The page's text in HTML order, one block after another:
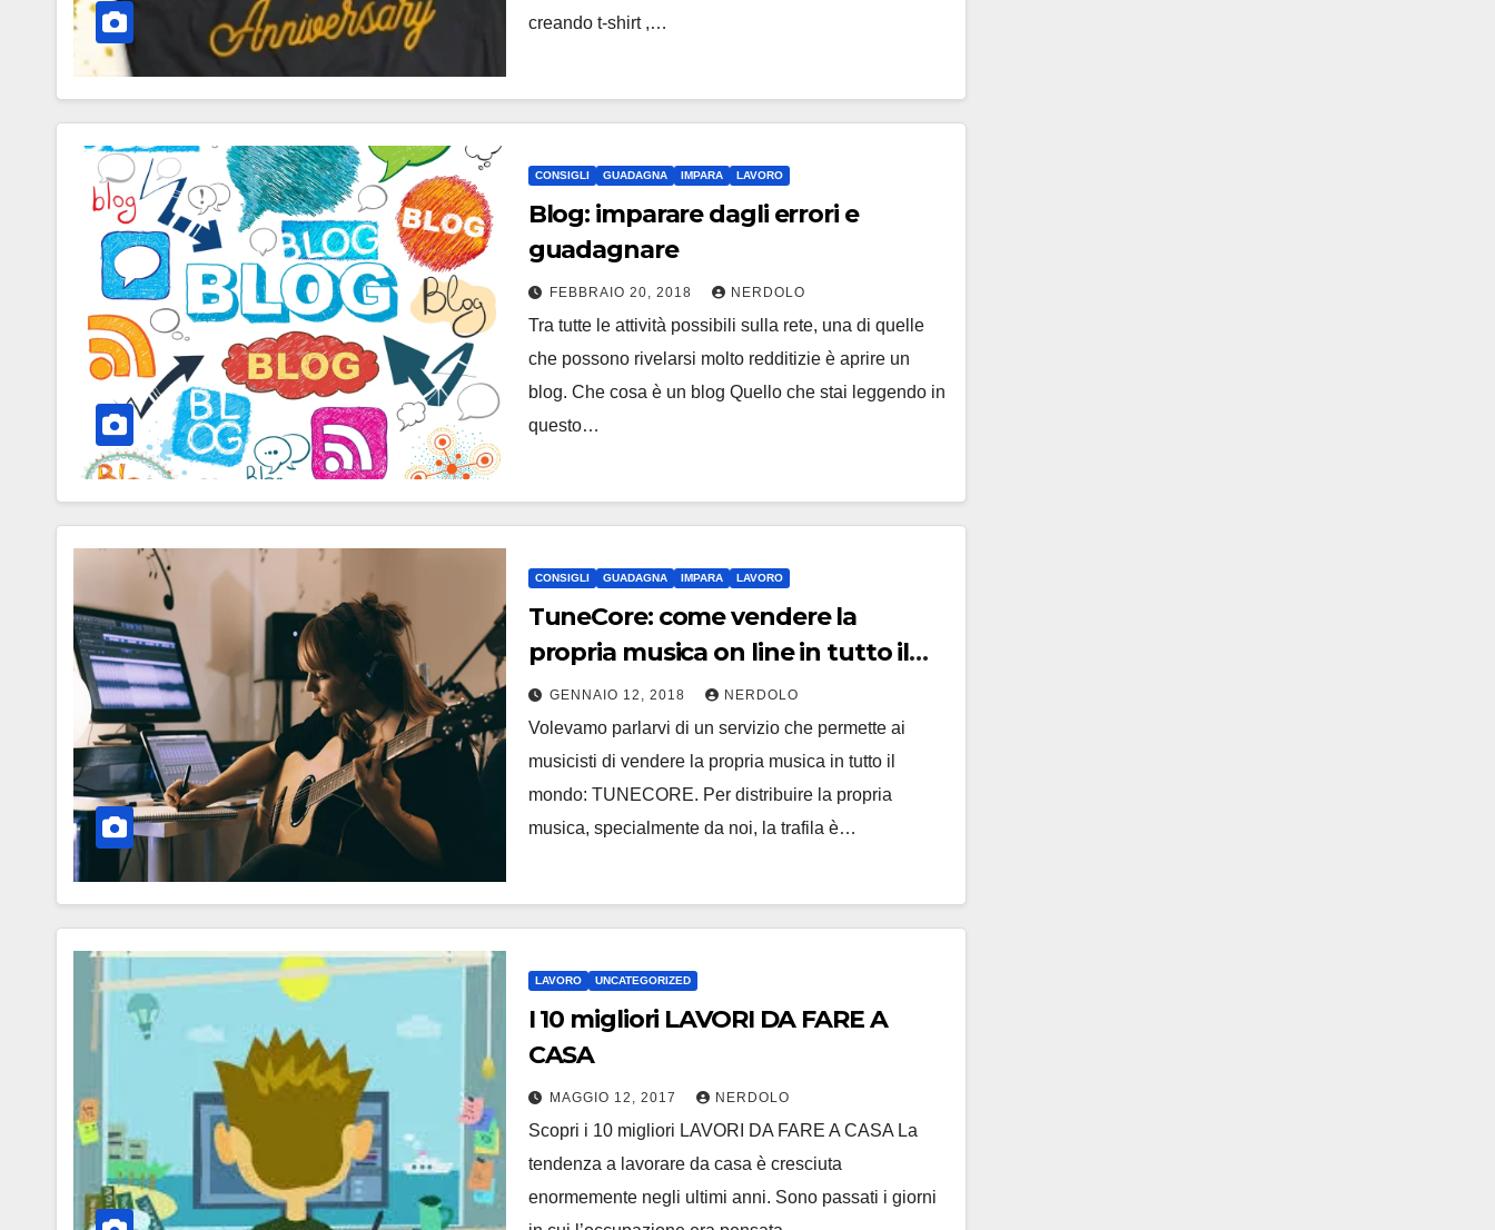
creando t-shirt ,…
CONSIGLI GUADAGNA IMPARA LAVORO
Blog: imparare dagli errori e
guadagnare
FEBBRAIO 20, 2018 NERDOLO
Tra tutte le attività possibili sulla rete, una di quelle
che possono rivelarsi molto redditizie è aprire un
blog. Che cosa è un blog Quello che stai leggendo in
questo…
CONSIGLI GUADAGNA IMPARA LAVORO
TuneCore: come vendere la
propria musica on line in tutto il
mondo
GENNAIO 12, 2018 NERDOLO
Volevamo parlarvi di un servizio che permette ai
musicisti di vendere la propria musica in tutto il
mondo: TUNECORE. Per distribuire la propria
musica, specialmente da noi, la trafila è…
LAVORO UNCATEGORIZED
I 10 migliori LAVORI DA FARE A
CASA
MAGGIO 12, 2017 NERDOLO
Scopri i 10 migliori LAVORI DA FARE A CASA La
tendenza a lavorare da casa è cresciuta
enormemente negli ultimi anni. Sono passati i giorni